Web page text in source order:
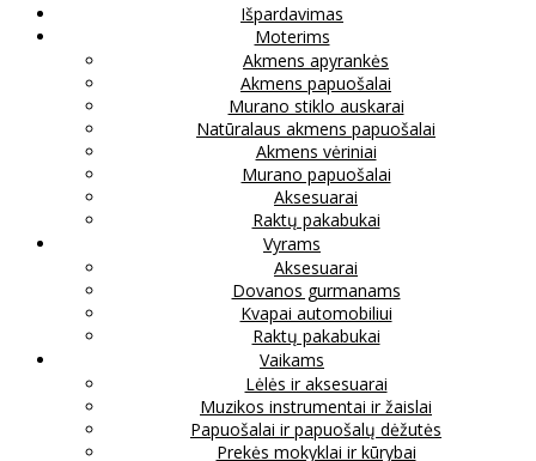
Išpardavimas
Moterims
Akmens apyrankės
Akmens papuošalai
Murano stiklo auskarai
Natūralaus akmens papuošalai
Akmens vėriniai
Murano papuošalai
Aksesuarai
Raktų pakabukai
Vyrams
Aksesuarai
Dovanos gurmanams
Kvapai automobiliui
Raktų pakabukai
Vaikams
Lėlės ir aksesuarai
Muzikos instrumentai ir žaislai
Papuošalai ir papuošalų dėžutės
Prekės mokyklai ir kūrybai